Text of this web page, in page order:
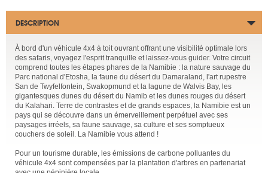
DESCRIPTION
À bord d'un véhicule 4x4 à toit ouvrant offrant une visibilité optimale lors
des safaris, voyagez l'esprit tranquille et laissez-vous guider. Votre circuit
comprend toutes les étapes phares de la Namibie : la nature sauvage du
Parc national d'Etosha, la faune du désert du Damaraland, l'art rupestre
San de Twyfelfontein, Swakopmund et la lagune de Walvis Bay, les
gigantesques dunes du désert du Namib et les dunes rouges du désert
du Kalahari. Terre de contrastes et de grands espaces, la Namibie est un
pays qui se découvre dans un émerveillement perpétuel avec ses
paysages irréels, sa faune sauvage, sa culture et ses somptueux
couchers de soleil. La Namibie vous attend !
Pour un tourisme durable, les émissions de carbone polluantes du
véhicule 4x4 sont compensées par la plantation d'arbres en partenariat